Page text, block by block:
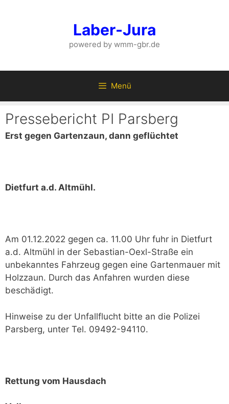
Laber-Jura
powered by wmm-gbr.de
Menü
Pressebericht PI Parsberg
Erst gegen Gartenzaun, dann geflüchtet
Dietfurt a.d. Altmühl.
Am 01.12.2022 gegen ca. 11.00 Uhr fuhr in Dietfurt
a.d. Altmühl in der Sebastian-Oexl-Straße ein
unbekanntes Fahrzeug gegen eine Gartenmauer mit
Holzzaun. Durch das Anfahren wurden diese
beschädigt.
Hinweise zu der Unfallflucht bitte an die Polizei
Parsberg, unter Tel. 09492-94110.
Rettung vom Hausdach